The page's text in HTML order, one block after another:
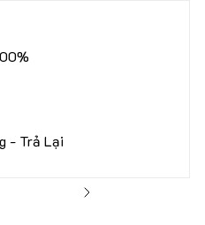
Hóa 60k
khi thanh toán để đảm
phẩm chất lượng nhất.
- Trả Lại